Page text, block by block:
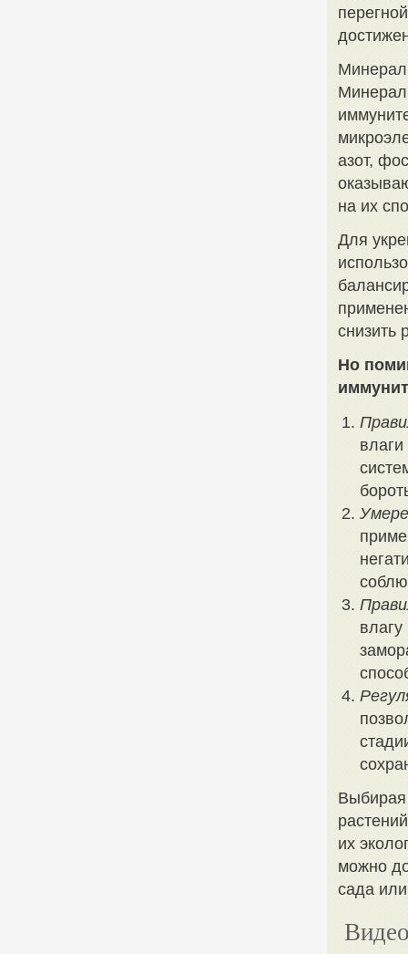
азот,
на их
Для
снизить
Но
Выбирая
их
можно
сада